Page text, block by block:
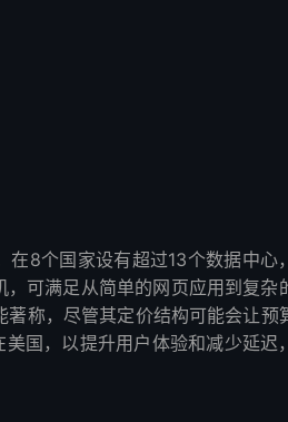
8个国家设有超过13个数据中心
可满足从简单的网页应用到复杂
称，尽管其定价结构可能会让预
国，以提升用户体验和减少延迟